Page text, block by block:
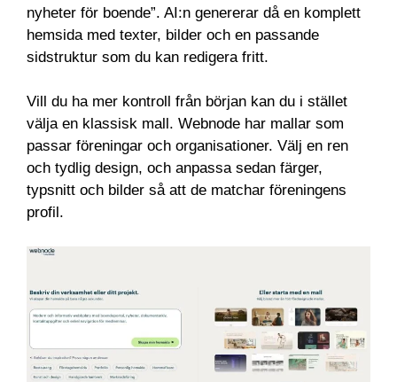
nyheter för boende”. AI:n genererar då en komplett
hemsida med texter, bilder och en passande
sidstruktur som du kan redigera fritt.
Vill du ha mer kontroll från början kan du i stället
välja en klassisk mall. Webnode har mallar som
passar föreningar och organisationer. Välj en ren
och tydlig design, och anpassa sedan färger,
typsnitt och bilder så att de matchar föreningens
profil.